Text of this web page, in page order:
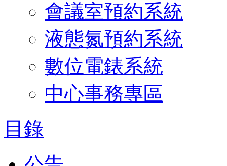
會議室預約系統
液態氮預約系統
數位電錶系統
中心事務專區
目錄